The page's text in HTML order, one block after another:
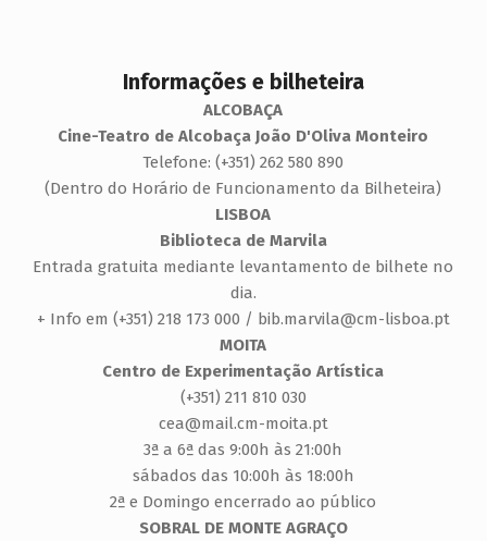
Informações e bilheteira
ALCOBAÇA
Cine-Teatro de Alcobaça João D'Oliva Monteiro
Telefone: (+351) 262 580 890
(Dentro do Horário de Funcionamento da Bilheteira)
LISBOA
Biblioteca de Marvila
Entrada gratuita mediante levantamento de bilhete no
dia.
+ Info em (+351) 218 173 000 / bib.marvila@cm-lisboa.pt
MOITA
Centro de Experimentação Artística
(+351) 211 810 030
cea@mail.cm-moita.pt
3ª a 6ª das 9:00h às 21:00h
sábados das 10:00h às 18:00h
2ª e Domingo encerrado ao público
SOBRAL DE MONTE AGRAÇO